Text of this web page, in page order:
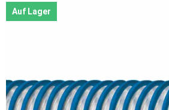
Auf Lager